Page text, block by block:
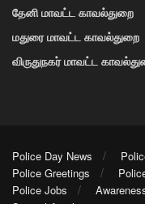
தேனி மாவட்ட காவல்துறை
மதுரை மாவட்ட காவல்துறை
விருதுநகர் மாவட்ட
Police Day News
Police Greetings
Police Jobs